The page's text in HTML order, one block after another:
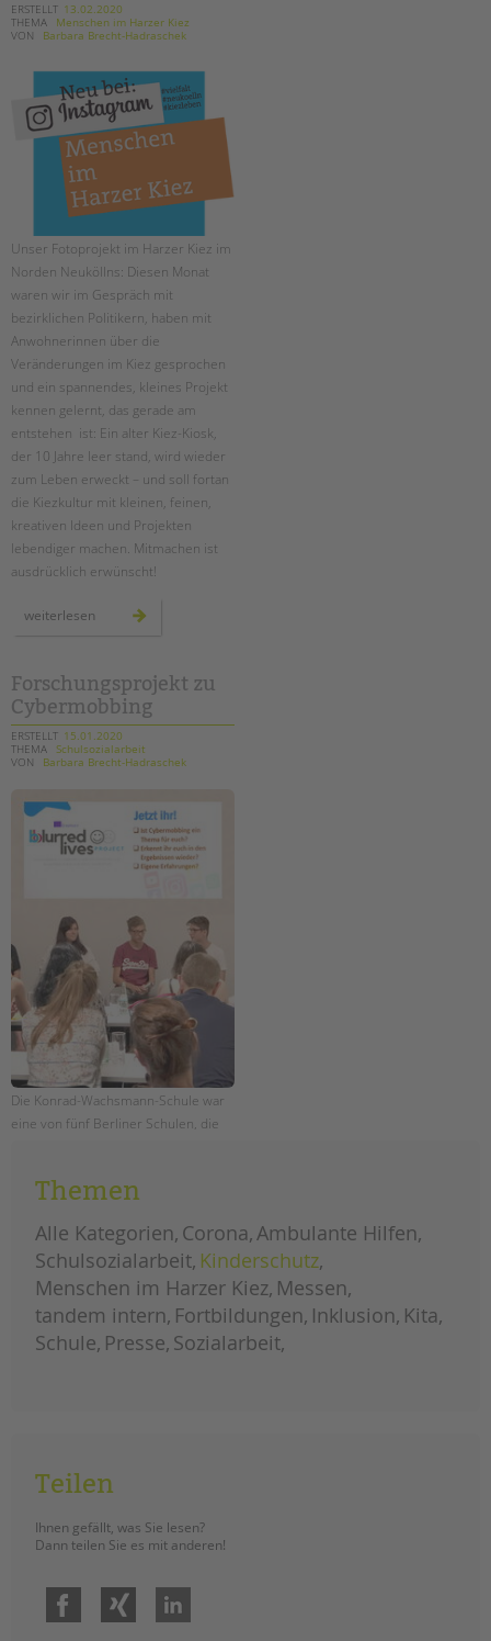
ERSTELLT 13.02.2020
THEMA
Menschen im Harzer Kiez
VON
Barbara Brecht-Hadraschek
Unser Fotoprojekt im Harzer Kiez im
Norden Neuköllns: Diesen Monat
waren wir im Gespräch mit
bezirklichen Politikern, haben mit
Anwohnerinnen über die
Veränderungen im Kiez gesprochen
und ein spannendes, kleines Projekt
kennen gelernt, das gerade am
entstehen ist: Ein alter Kiez-Kiosk,
der 10 Jahre leer stand, wird wieder
zum Leben erweckt – und soll fortan
die Kiezkultur mit kleinen, feinen,
kreativen Ideen und Projekten
lebendiger machen. Mitmachen ist
ausdrücklich erwünscht!
weiterlesen menschen
Forschungsprojekt zu
Cybermobbing
ERSTELLT 15.01.2020
THEMA Schulsozialarbeit
VON
Barbara Brecht-Hadraschek
Die Konrad-Wachsmann-Schule war
eine von fünf Berliner Schulen, die
(dt. „Verschwommene Lebenswege“)
Lives“-Projekt untersuchten
europäische Forscher*innen
Cybermobbing unter
sozioökonomisch benachteiligten
Jugendlichen. Sophie Stephan,
Schulsozialarbeiterin der tandem
Kiez: Dezember
Barbara Brecht-Hadraschek
Themen
Alle Kategorien Corona Ambulante Hilfen
Schulsozialarbeit Kinderschutz
Menschen im Harzer Kiez Messen
tandem intern Fortbildungen Inklusion Kita
Schule Presse Sozialarbeit
Teilen
Ihnen gefällt, was Sie lesen?
Dann teilen Sie es mit anderen!
Facebook Xing